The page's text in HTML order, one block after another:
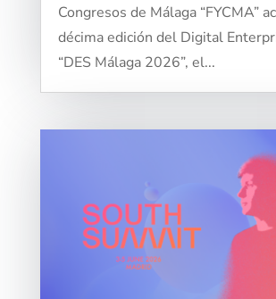
Congresos de Málaga “FYCMA”
décima edición del Digital
“DES Málaga 2026”, el...